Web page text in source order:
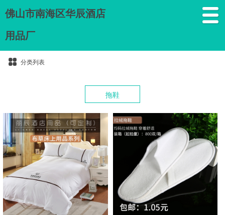
佛山市南海区华辰酒店
用品厂
分类列表
拖鞋